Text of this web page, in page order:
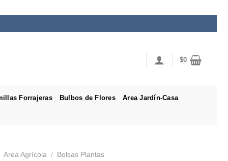
$0
Forrajeras Bulbos de Flores Area Jardín-Casa
Area Agrícola / Bolsas Plantas